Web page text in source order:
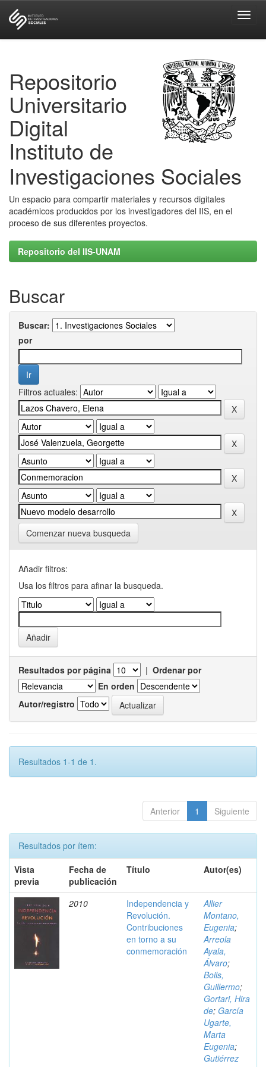
Repositorio
Universitario
Digital
Instituto de
Investigaciones Sociales
Un espacio para compartir materiales y recursos digitales
académicos producidos por los investigadores del IIS, en el
proceso de sus diferentes proyectos.
Repositorio del IIS-UNAM
Buscar
Buscar:
por
Filtros actuales:
Comenzar nueva busqueda
Añadir filtros:
Usa los filtros para afinar la busqueda.
Resultados por página | Ordenar por
En orden
Autor/registro
Resultados 1-1 de 1.
Anterior 1 Siguiente
Resultados por ítem:
Vista
previa
Fecha de
publicación
Título Autor(es)
2010
Independencia y
Revolución.
Contribuciones
en torno a su
conmemoración
Allier
Montano,
Eugenia;
Arreola
Ayala,
Álvaro;
Boils,
Guillermo;
Gortari, Hira
de; García
Ugarte,
Marta
Eugenia;
Gutiérrez